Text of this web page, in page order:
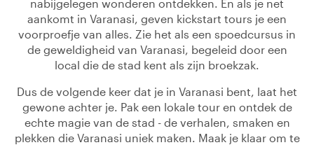
nabijgelegen wonderen ontdekken. En als je net
aankomt in Varanasi, geven kickstart tours je een
voorproefje van alles. Zie het als een spoedcursus in
de geweldigheid van Varanasi, begeleid door een
local die de stad kent als zijn broekzak.
Dus de volgende keer dat je in Varanasi bent, laat het
gewone achter je. Pak een lokale tour en ontdek de
echte magie van de stad - de verhalen, smaken en
plekken die Varanasi uniek maken. Maak je klaar om te